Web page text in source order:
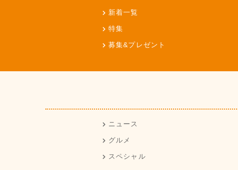
新着一覧
特集
募集&プレゼント
ニュース
グルメ
スペシャル